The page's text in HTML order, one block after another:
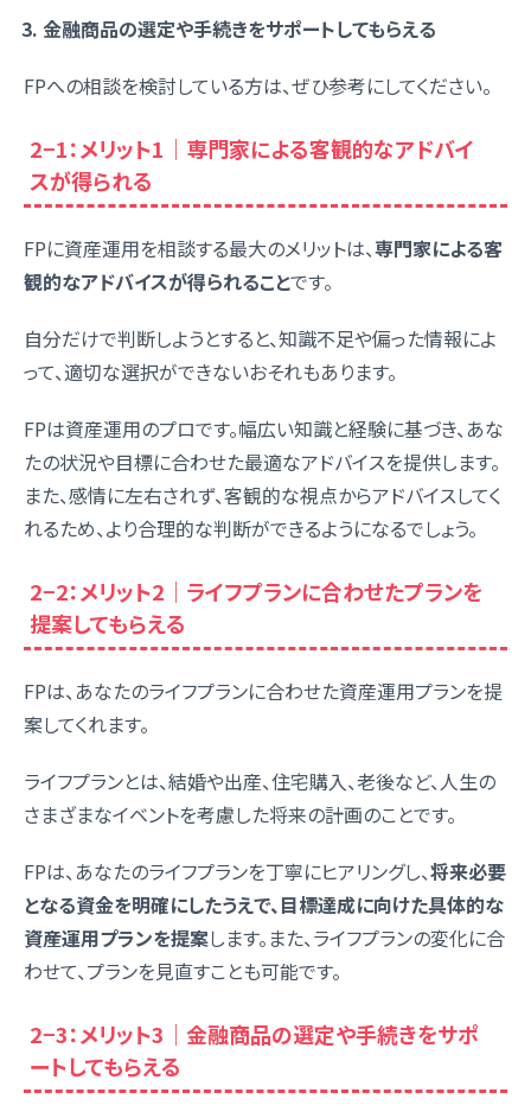
金融商品の選定や手続きをサポートしてもらえる
FPへの相談を検討している方は、ぜひ参考にしてください。
2−1：メリット1｜専門家による客観的なアドバイ
スが得られる
FPに資産運用を相談する最大のメリットは、専門家による客
観的なアドバイスが得られることです。
自分だけで判断しようとすると、知識不足や偏った情報によ
って、適切な選択ができないおそれもあります。
FPは資産運用のプロです。幅広い知識と経験に基づき、あな
たの状況や目標に合わせた最適なアドバイスを提供します。
また、感情に左右されず、客観的な視点からアドバイスしてく
れるため、より合理的な判断ができるようになるでしょう。
2−2：メリット2｜ライフプランに合わせたプランを
提案してもらえる
FPは、あなたのライフプランに合わせた資産運用プランを提
案してくれます。
ライフプランとは、結婚や出産、住宅購入、老後など、人生の
さまざまなイベントを考慮した将来の計画のことです。
FPは、あなたのライフプランを丁寧にヒアリングし、将来必要
となる資金を明確にしたうえで、目標達成に向けた具体的な
資産運用プランを提案します。また、ライフプランの変化に合
わせて、プランを見直すことも可能です。
2−3：メリット3｜金融商品の選定や手続きをサポ
ートしてもらえる